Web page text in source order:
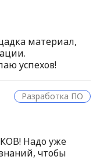
материал,
успехов!
Разработка ПО
Надо уже
чтобы